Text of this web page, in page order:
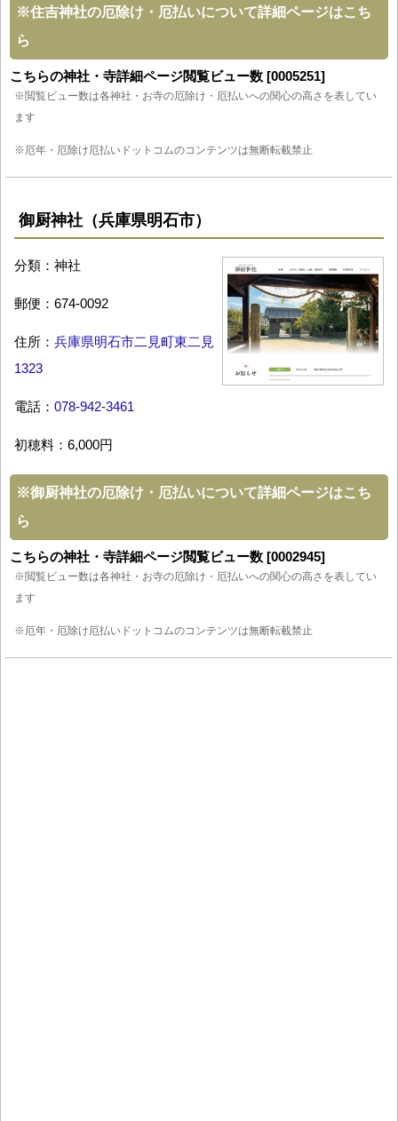
※住吉神社の厄除け・厄払いについて詳細ページはこち
ら
こちらの神社・寺詳細ページ閲覧ビュー数 [0005251]
※閲覧ビュー数は各神社・お寺の厄除け・厄払いへの関心の高さを表してい
ます
※厄年・厄除け厄払いドットコムのコンテンツは無断転載禁止
御厨神社（兵庫県明石市）
分類：神社
郵便：674-0092
住所： 兵庫県明石市二見町東二見
1323
電話： 078-942-3461
初穂料：6,000円
※御厨神社の厄除け・厄払いについて詳細ページはこち
ら
こちらの神社・寺詳細ページ閲覧ビュー数 [0002945]
※閲覧ビュー数は各神社・お寺の厄除け・厄払いへの関心の高さを表してい
ます
※厄年・厄除け厄払いドットコムのコンテンツは無断転載禁止